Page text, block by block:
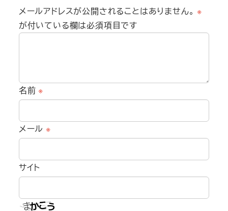
メールアドレスが公開されることはありません。 ※
が付いている欄は必須項目です
名前※
メール ※
サイト